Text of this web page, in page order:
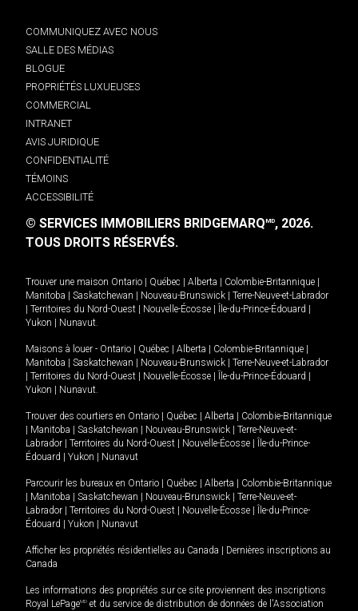
COMMUNIQUEZ AVEC NOUS
SALLE DES MÉDIAS
BLOGUE
PROPRIÉTÉS LUXUEUSES
COMMERCIAL
INTRANET
AVIS JURIDIQUE
CONFIDENTIALITÉ
TÉMOINS
ACCESSIBILITÉ
© SERVICES IMMOBILIERS BRIDGEMARQMD, 2026.
TOUS DROITS RÉSERVÉS.
Trouver une maison Ontario Québec Alberta Colombie-Britannique
Manitoba
Saskatchewan Nouveau-Brunswick
Terre-Neuve-et-Labrador
Territoires du Nord-Ouest Nouvelle-Écosse Île-du-Prince-Édouard
Yukon
Nunavut.
Maisons à louer - Ontario Québec Alberta Colombie-Britannique
Manitoba
Saskatchewan Nouveau-Brunswick
Terre-Neuve-et-Labrador
Territoires du Nord-Ouest Nouvelle-Écosse Île-du-Prince-Édouard
Yukon
Nunavut.
Trouver des courtiers en Ontario Québec Alberta
Colombie-Britannique
Manitoba Saskatchewan Nouveau-Brunswick
Terre-Neuve-et-
Labrador
Territoires du Nord-Ouest Nouvelle-Écosse
Île-du-Prince-
Édouard
Yukon Nunavut
Parcourir les bureaux en Ontario Québec Alberta
Colombie-Britannique
Manitoba Saskatchewan Nouveau-Brunswick
Terre-Neuve-et-
Labrador
Territoires du Nord-Ouest Nouvelle-Écosse
Île-du-Prince-
Édouard
Yukon Nunavut
Afficher les propriétés résidentielles au Canada
Dernières inscriptions au
Canada
Les informations des propriétés sur ce site proviennent des inscriptions
Royal LePageMD et du service de distribution de données de l'Association